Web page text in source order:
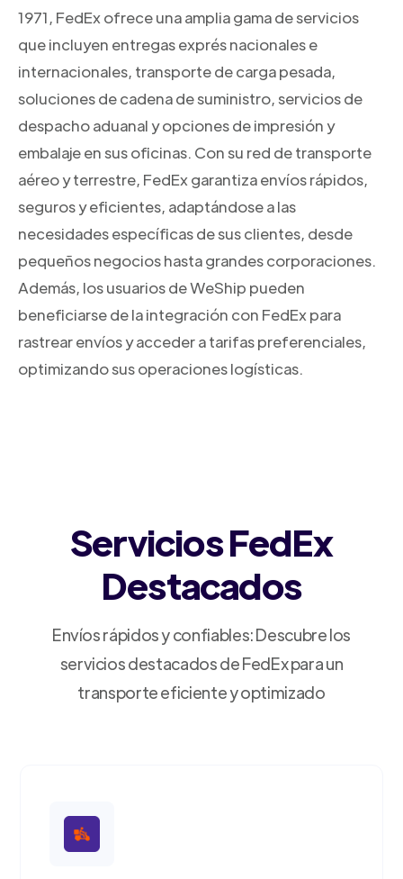
1971, FedEx ofrece una amplia gama de servicios
que incluyen entregas exprés nacionales e
internacionales, transporte de carga pesada,
soluciones de cadena de suministro, servicios de
despacho aduanal y opciones de impresión y
embalaje en sus oficinas. Con su red de transporte
aéreo y terrestre, FedEx garantiza envíos rápidos,
seguros y eficientes, adaptándose a las
necesidades específicas de sus clientes, desde
pequeños negocios hasta grandes corporaciones.
Además, los usuarios de WeShip pueden
beneficiarse de la integración con FedEx para
rastrear envíos y acceder a tarifas preferenciales,
optimizando sus operaciones logísticas.
Servicios FedEx
Destacados
Envíos rápidos y confiables: Descubre los
servicios destacados de FedEx para un
transporte eficiente y optimizado